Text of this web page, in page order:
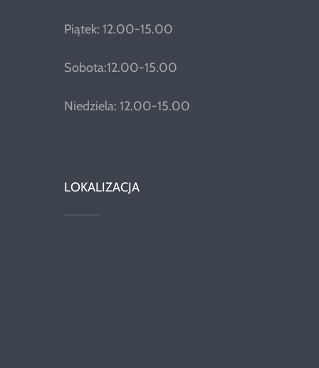
Piątek: 12.00-15.00
Sobota:12.00-15.00
Niedziela: 12.00-15.00
LOKALIZACJA